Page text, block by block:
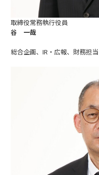
取締役常務執行役員
谷 一哉
総合企画、IR・広報、財務担当